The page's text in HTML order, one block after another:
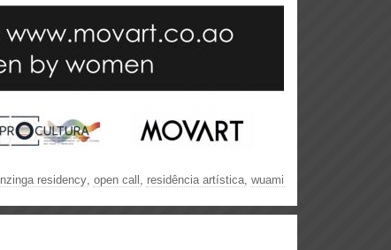
nzinga residency, open call , residência artística, wuami